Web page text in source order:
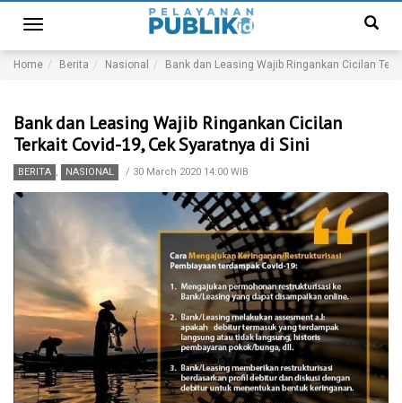
Toggle
navigation
Home Berita Nasional Bank dan Leasing Wajib Ringankan Cicilan
Bank dan Leasing Wajib Ringankan Cicilan
Terkait Covid-19, Cek Syaratnya di Sini
BERITA , NASIONAL / 30 March 2020 14:00 WIB